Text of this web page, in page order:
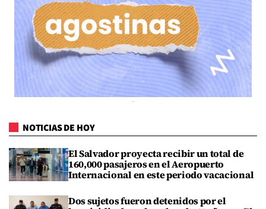
NOTICIAS DE HOY
El Salvador proyecta recibir un total de
160,000 pasajeros en el Aeropuerto
Internacional en este periodo vacacional
Dos sujetos fueron detenidos por el